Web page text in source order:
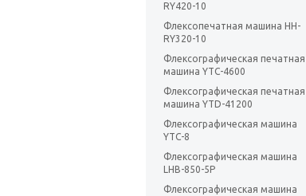
RY420-10
Флексопечатная машина HH-
RY320-10
Флексографическая печатная
машина YTC-4600
Флексографическая печатная
машина YTD-41200
Флексографическая машина
YTC-8
Флексографическая машина
LHB-850-5P
Флексографическая машина